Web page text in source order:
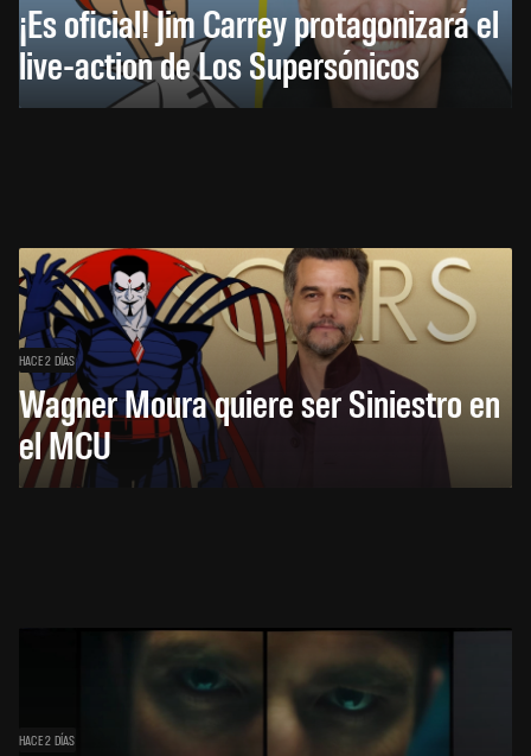
¡Es oficial! Jim Carrey protagonizará el
live-action de Los Supersónicos
HACE 2 DÍAS
Wagner Moura quiere ser Siniestro en
el MCU
HACE 2 DÍAS